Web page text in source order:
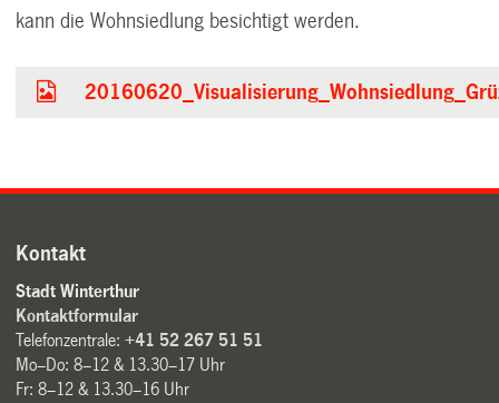
kann die Wohnsiedlung besichtigt werden.
Kontakt
Stadt Winterthur
Kontaktformular
Telefonzentrale:+41 52 267 51 51
Mo–Do: 8–12 & 13.30–17 Uhr
Fr: 8–12 & 13.30–16 Uhr